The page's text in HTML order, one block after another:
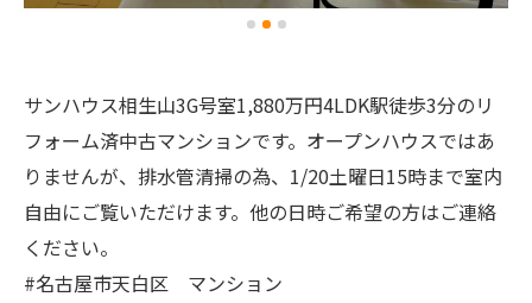
サンハウス相生山3G号室1,880万円4LDK駅徒歩3分のリ
フォーム済中古マンションです。オープンハウスではあ
りませんが、排水管清掃の為、1/20土曜日15時まで室内
自由にご覧いただけます。他の日時ご希望の方はご連絡
ください。
#名古屋市天白区 マンション